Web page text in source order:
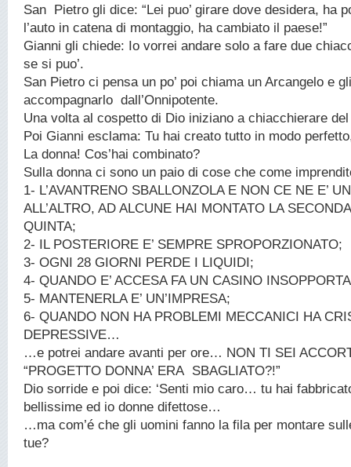
San Pietro gli dice: “Lei puo’ girare dove desidera, ha
l’auto in catena di montaggio, ha cambiato il paese!”
Gianni gli chiede: Io vorrei andare solo a fare due
se si puo’.
San Pietro ci pensa un po’ poi chiama un Arcangelo e
accompagnarlo dall’Onnipotente.
Una volta al cospetto di Dio iniziano a chiacchierare
Poi Gianni esclama: Tu hai creato tutto in modo
La donna! Cos’hai combinato?
Sulla donna ci sono un paio di cose che come
1- L’AVANTRENO SBALLONZOLA E NON CE NE E’
ALL’ALTRO, AD ALCUNE HAI MONTATO LA
QUINTA;
2- IL POSTERIORE E’ SEMPRE SPROPORZIONATO;
3- OGNI 28 GIORNI PERDE I LIQUIDI;
4- QUANDO E’ ACCESA FA UN CASINO
5- MANTENERLA E’ UN’IMPRESA;
6- QUANDO NON HA PROBLEMI MECCANICI HA
DEPRESSIVE…
…e potrei andare avanti per ore… NON TI SEI
“PROGETTO DONNA’ ERA SBAGLIATO?!”
Dio sorride e poi dice: ‘Senti mio caro… tu hai
bellissime ed io donne difettose…
…ma com’é che gli uomini fanno la fila per montare
tue?